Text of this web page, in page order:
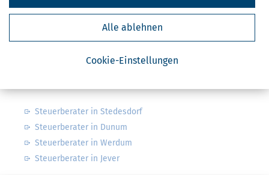
Cookie-Einstellungen
Alle ablehnen
Finanzamt - Infos
Finanzämter in Deutschland
Steuerberater in Stedesdorf
Steuerberater in Dunum
Steuerberater in Werdum
Steuerberater in Jever